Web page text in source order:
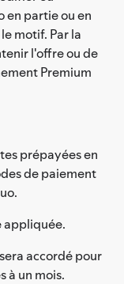
en partie ou en
motif. Par la
l'offre ou de
Premium
prépayées en
de paiement
appliquée.
accordé pour
à un mois.